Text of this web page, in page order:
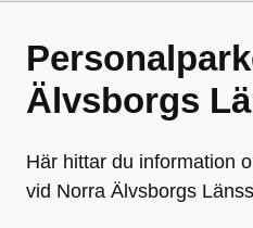
Älvsborgs
Här hittar du information
vid Norra Älvsborgs